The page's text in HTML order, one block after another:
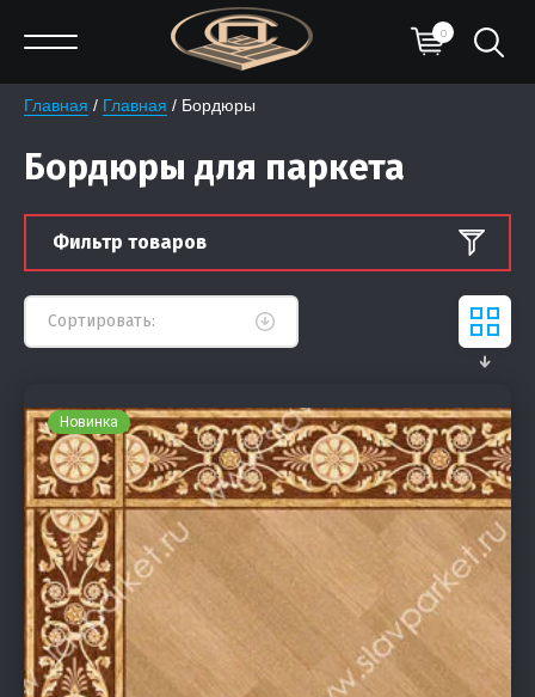
0
Главная / Главная / Бордюры
Бордюры для паркета
Фильтр товаров
Сортировать:
Новинка